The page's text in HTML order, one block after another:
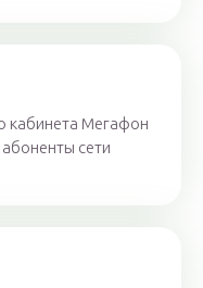
кабинета Мегафон
сети